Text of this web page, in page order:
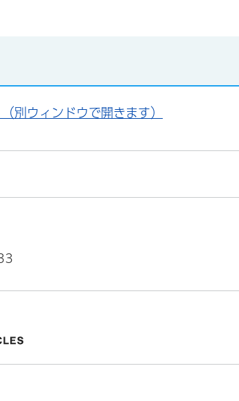
別ウィンドウで開きます）